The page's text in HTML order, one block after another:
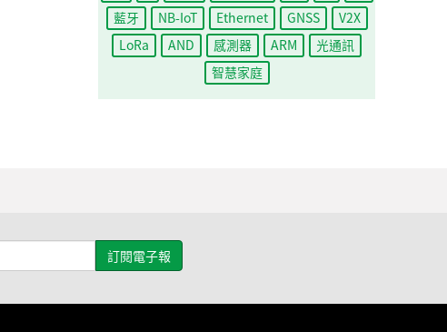
藍牙
NB-IoT Ethernet GNSS
V2X
LoRa
AND 感測器 ARM
光通訊
智慧家庭